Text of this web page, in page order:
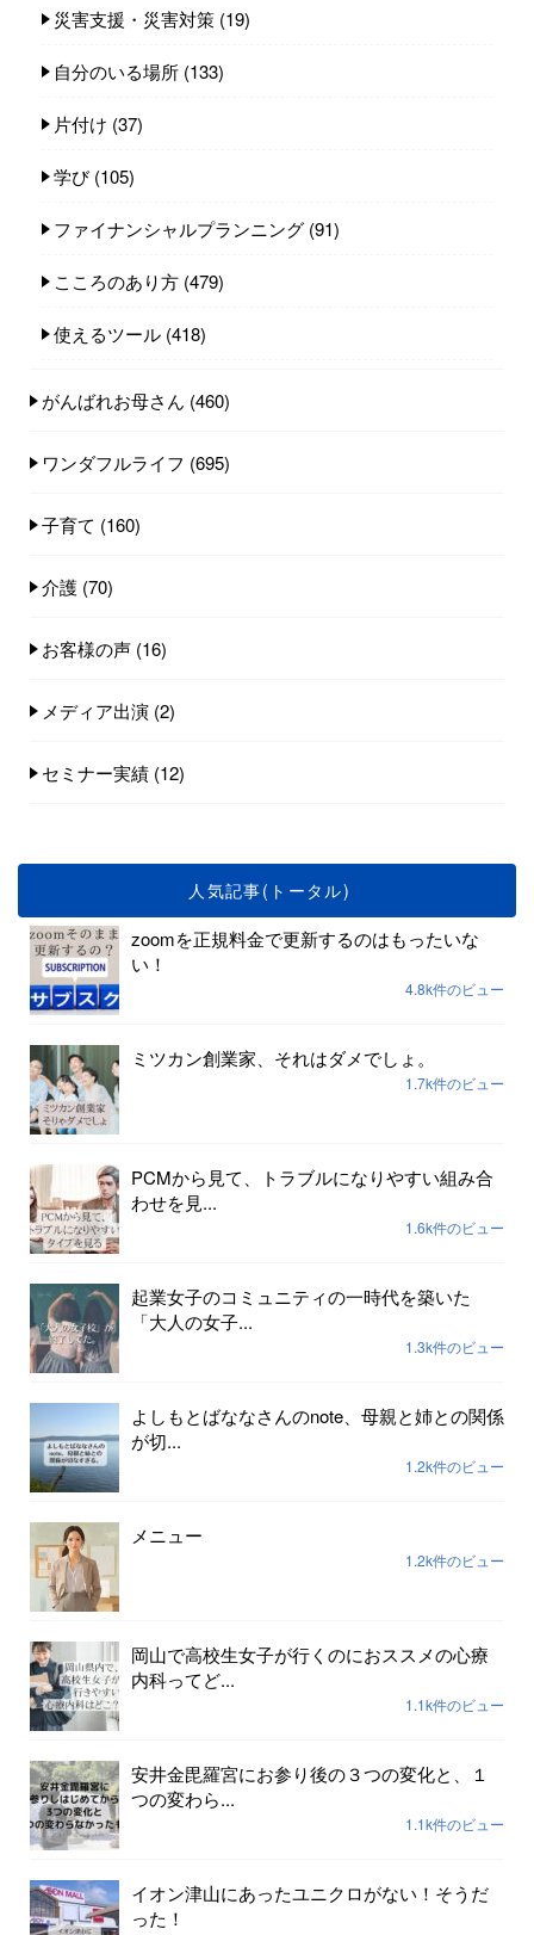
災害支援・災害対策 (19)
自分のいる場所 (133)
片付け (37)
学び(105)
ファイナンシャルプランニング (91)
こころのあり方 (479)
使えるツール (418)
がんばれお母さん (460)
ワンダフルライフ (695)
子育て (160)
介護 (70)
お客様の声 (16)
メディア出演 (2)
セミナー実績 (12)
人気記事(トータル)
zoomを正規料金で更新するのはもったいな
い！
4.8k件のビュー
ミツカン創業家、それはダメでしょ。
1.7k件のビュー
PCMから見て、トラブルになりやすい組み合
わせを見...
1.6k件のビュー
起業女子のコミュニティの一時代を築いた
「大人の女子...
1.3k件のビュー
よしもとばななさんのnote、母親と姉との関係
が切...
1.2k件のビュー
メニュー
1.2k件のビュー
岡山で高校生女子が行くのにおススメの心療
内科ってど...
1.1k件のビュー
安井金毘羅宮にお参り後の３つの変化と、１
つの変わら...
1.1k件のビュー
イオン津山にあったユニクロがない！そうだ
った！